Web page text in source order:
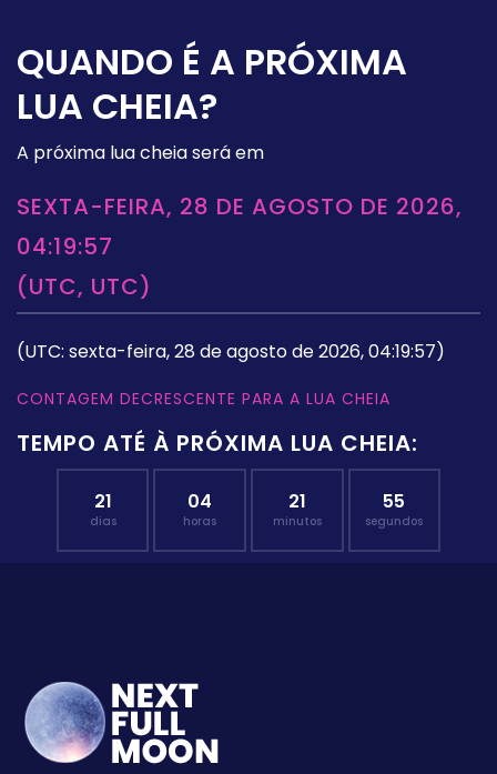
QUANDO É A PRÓXIMA
LUA CHEIA?
A próxima lua cheia será em
SEXTA-FEIRA, 28 DE AGOSTO DE 2026,
04:19:57
(UTC, UTC)
(UTC: sexta-feira, 28 de agosto de 2026, 04:19:57)
CONTAGEM DECRESCENTE PARA A LUA CHEIA
TEMPO ATÉ À PRÓXIMA LUA CHEIA:
21
dias
04
horas
21
minutos
54
segundos